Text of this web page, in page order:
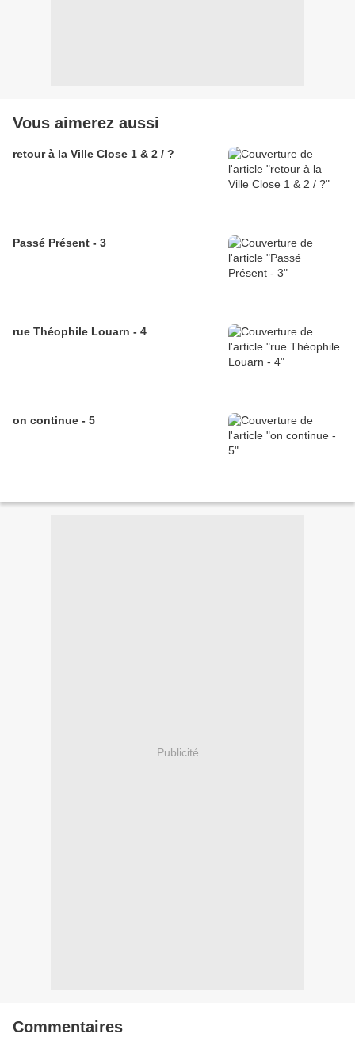
Vous aimerez aussi
retour à la Ville Close 1 & 2 / ?
Passé Présent - 3
rue Théophile Louarn - 4
on continue - 5
Publicité
Commentaires